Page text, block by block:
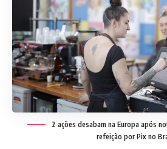
2 ações desabam na Europa após
refeição por Pix no